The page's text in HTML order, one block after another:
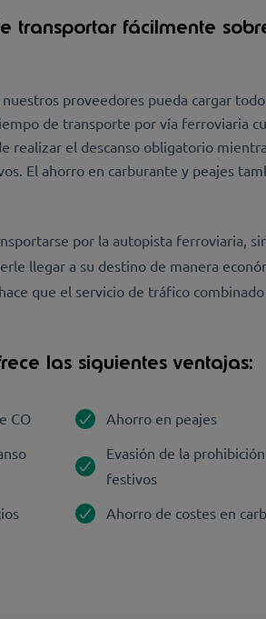
transportar fácilmente
proveedores pueda cargar
de transporte por vía ferroviaria
realizar el descanso obligatorio
El ahorro en carburante y peajes
por la autopista ferroviaria,
llegar a su destino de manera
que el servicio de tráfico
las siguientes ventajas:
CO
Ahorro en peajes
Evasión de la
festivos
Ahorro de costes en